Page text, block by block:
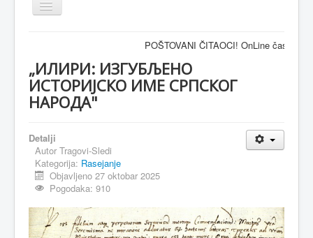
Isključi
navigaciju
VESTI
KULTURA
INTERVJU
MAGAZIN
FELJTON
SPORT
PISMA ČITALACA
IMPRESUM
POŠTOVANI ČITAOCI! OnLine časopis
„ИЛИРИ: ИЗГУБЉЕНО
ИСТОРИЈСКО ИМЕ СРПСКОГ
НАРОДА"
Detalji
Autor Tragovi-Sledi
Kategorija: Rasejanje
Objavljeno 27 oktobar 2025
Pogodaka: 910